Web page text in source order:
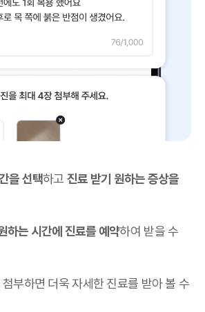
을 선택하고 진료 받기 원하는 증상을
하는 시간에 진료를 예약하여 받을 수
부하면 더욱 자세한 진료를 받아 볼 수